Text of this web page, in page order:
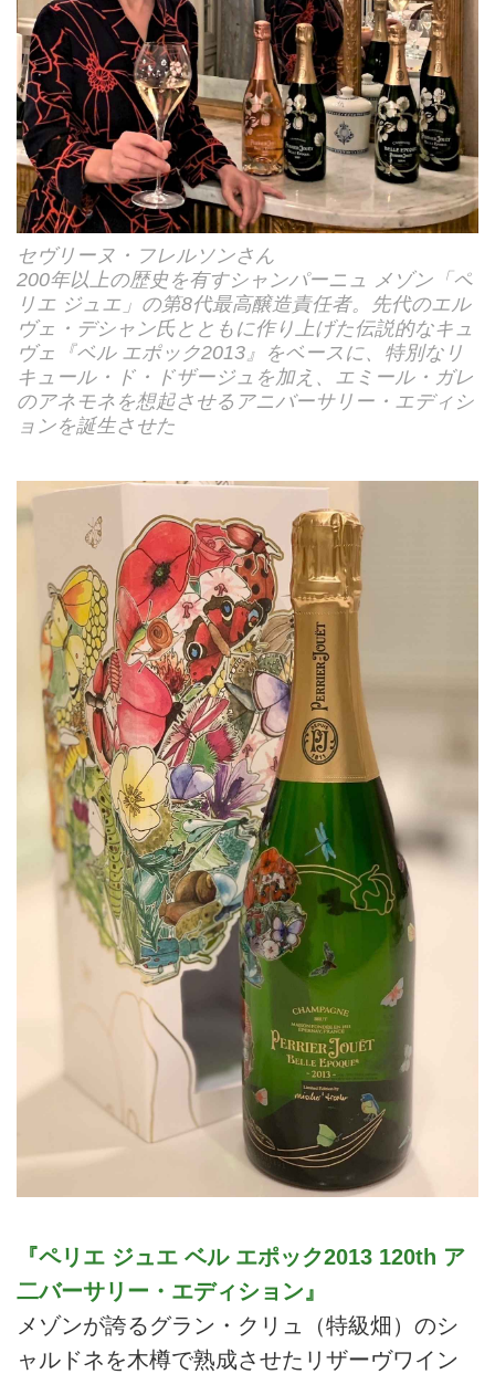
セヴリーヌ・フレルソンさん
200年以上の歴史を有すシャンパーニュ メゾン「ペ
リエ ジュエ」の第8代最高醸造責任者。先代のエル
ヴェ・デシャン氏とともに作り上げた伝説的なキュ
ヴェ『ベル エポック2013』をベースに、特別なリ
キュール・ド・ドザージュを加え、エミール・ガレ
のアネモネを想起させるアニバーサリー・エディシ
ョンを誕生させた
『ペリエ ジュエ ベル エポック2013 120th ア
二バーサリー・エディション』
メゾンが誇るグラン・クリュ（特級畑）のシ
ャルドネを木樽で熟成させたリザーヴワイン